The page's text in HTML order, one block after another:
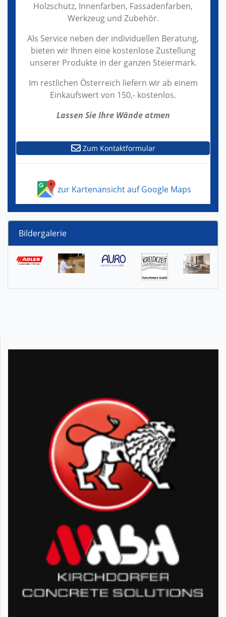
Holzschutz, Innenfarben, Fassadenfarben,
Werkzeug und Zubehör.
Als Service neben der individuellen Beratung,
bieten wir Ihnen eine kostenlose Zustellung
unserer Produkte in der ganzen Steiermark.
Im restlichen Österreich liefern wir ab einem
Einkaufswert von 150,- kostenlos.
Lassen Sie Ihre Wände atmen
Zum Kontaktformular
zur Kartenansicht auf Google Maps
Bildergalerie